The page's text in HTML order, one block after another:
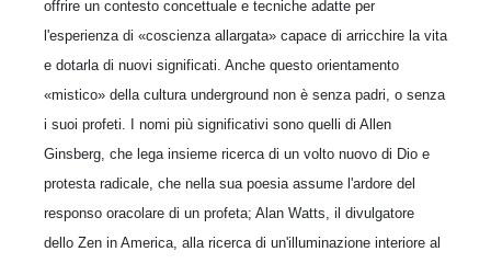
offrire un contesto concettuale e tecniche adatte per
l'esperienza di «coscienza allargata» capace di arricchire la vita
e dotarla di nuovi significati. Anche questo orientamento
«mistico» della cultura underground non è senza padri, o senza
i suoi profeti. I nomi più significativi sono quelli di Allen
Ginsberg, che lega insieme ricerca di un volto nuovo di Dio e
protesta radicale, che nella sua poesia assume l'ardore del
responso oracolare di un profeta; Alan Watts, il divulgatore
dello Zen in America, alla ricerca di un'illuminazione interiore al